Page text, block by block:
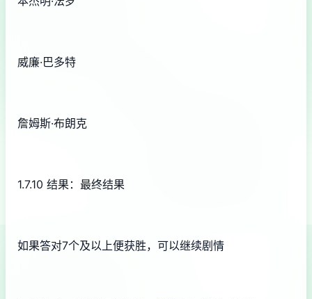
威廉·巴多特
詹姆斯·布朗克
1.7.10 结果：最终结果
如果答对7个及以上便获胜，可以继续剧情